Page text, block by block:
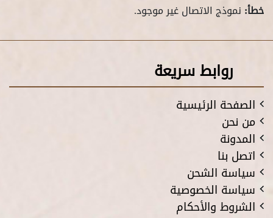
خطأ: نموذج الاتصال غير موجود.
روابط سريعة
الصفحة الرئيسية
من نحن
المدونة
اتصل بنا
سياسة الشحن
سياسة الخصوصية
الشروط والأحكام